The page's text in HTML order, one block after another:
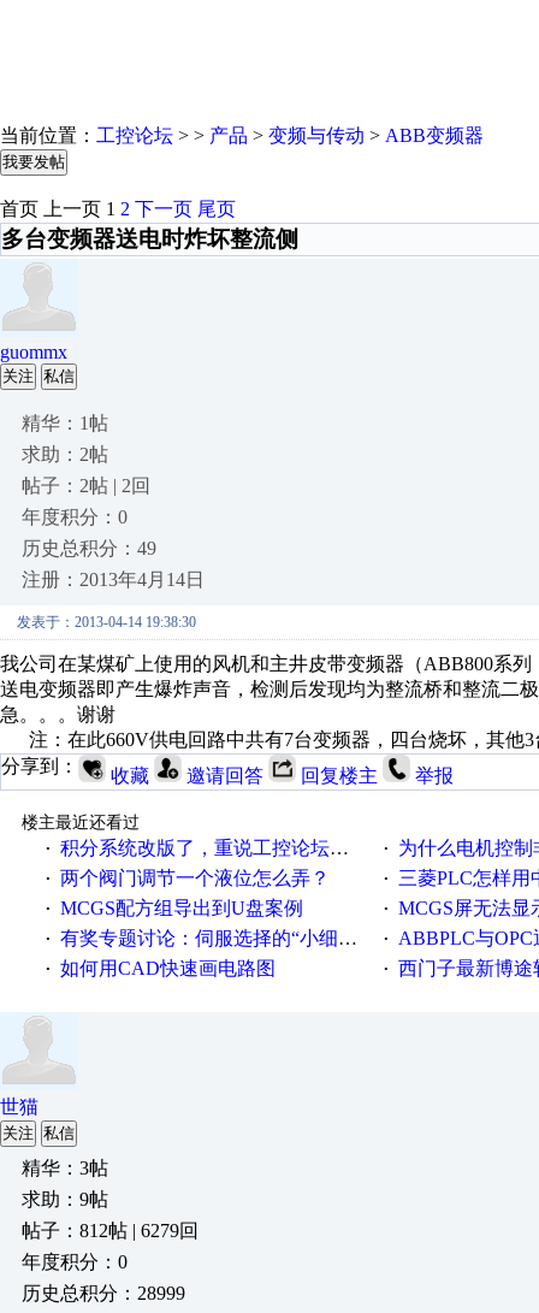
当前位置： 工控论坛 > > 产品 > 变频与传动 > ABB变频器
我要发帖
首页 上一页 1 2 下一页 尾页
多台变频器送电时炸坏整流侧
guommx
关注 私信
精华：1帖
求助：2帖
帖子：2帖 | 2回
年度积分：0
历史总积分：49
注册：2013年4月14日
发表于：2013-04-14 19:38:30
我公司在某煤矿上使用的风机和主井皮带变频器（ABB800系
送电变频器即产生爆炸声音，检测后发现均为整流桥和整流二
急。。。谢谢
注：在此660V供电回路中共有7台变频器，四台烧坏，其他
分享到：
收藏 邀请回答 回复楼主 举报
楼主最近还看过
· 积分系统改版了，重说工控论坛积分那点事儿…… · 为什么电机控制非得用启
· 两个阀门调节一个液位怎么弄？ · 三菱PLC怎样用
· MCGS配方组导出到U盘案例 · MCGS屏无法显
· 有奖专题讨论：伺服选择的“小细节大学问” · ABBPLC与
· 如何用CAD快速画电路图 · 西门子最新博途软
世猫
关注 私信
精华：3帖
求助：9帖
帖子：812帖 | 6279回
年度积分：0
历史总积分：28999